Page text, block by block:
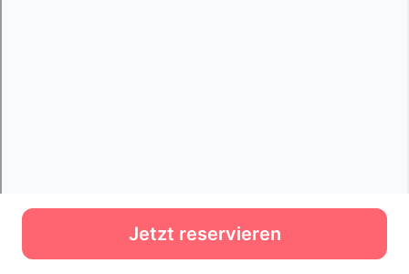
Jetzt reservieren